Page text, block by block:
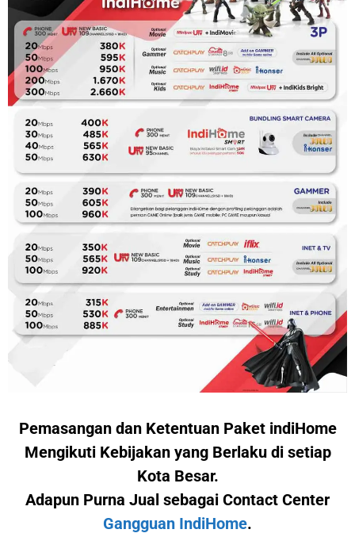
Pemasangan dan Ketentuan Paket indiHome
Mengikuti Kebijakan yang Berlaku di setiap
Kota Besar.
Adapun Purna Jual sebagai Contact Center
Gangguan IndiHome.